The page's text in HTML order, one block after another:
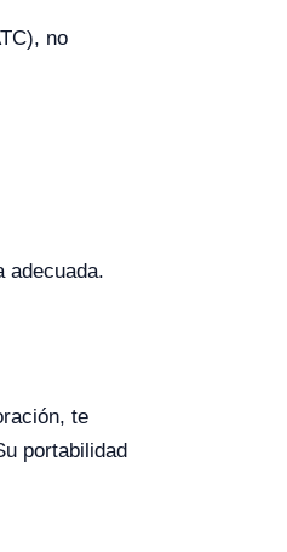
no
adecuada.
te
portabilidad